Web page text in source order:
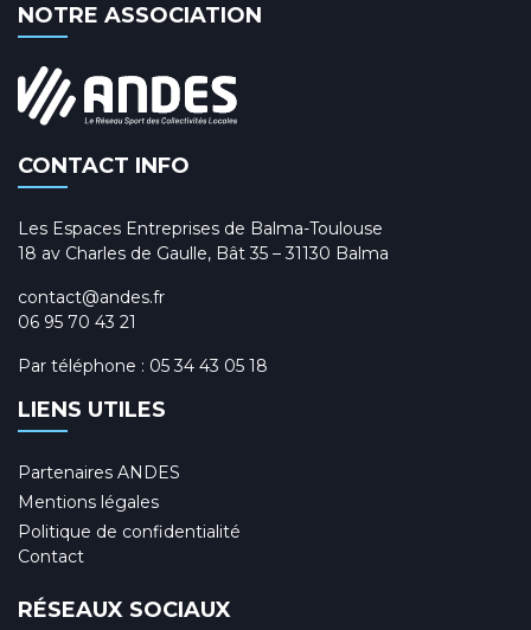
NOTRE ASSOCIATION
CONTACT INFO
Les Espaces Entreprises de Balma-Toulouse
18 av Charles de Gaulle, Bât 35 – 31130 Balma
contact@andes.fr
06 95 70 43 21
Par téléphone : 05 34 43 05 18
LIENS UTILES
Partenaires ANDES
Mentions légales
Politique de confidentialité
Contact
RÉSEAUX SOCIAUX